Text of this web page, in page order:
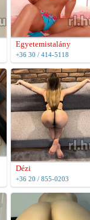
Egyetemistalány
+36 30 / 414-5118
Dézi
+36 20 / 855-0203